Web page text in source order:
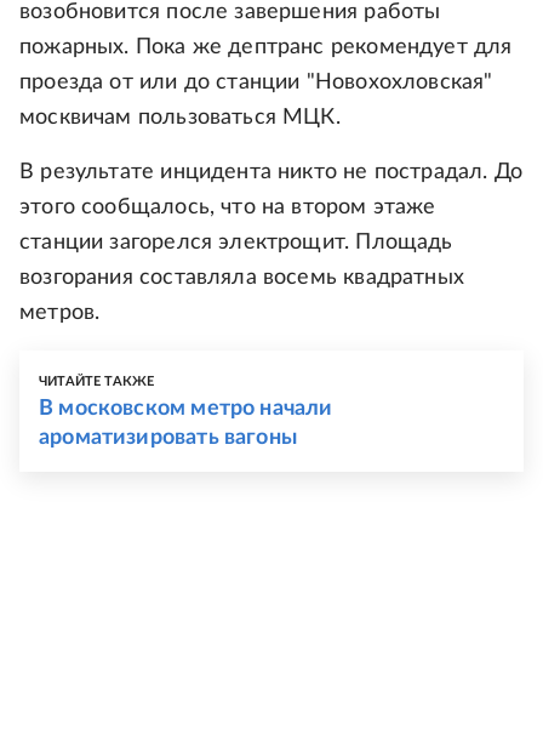
возобновится после завершения работы
пожарных. Пока же дептранс рекомендует для
проезда от или до станции "Новохохловская"
москвичам пользоваться МЦК.
В результате инцидента никто не пострадал. До
этого сообщалось, что на втором этаже
станции загорелся электрощит. Площадь
возгорания составляла восемь квадратных
метров.
ЧИТАЙТЕ ТАКЖЕ
В московском метро начали
ароматизировать вагоны